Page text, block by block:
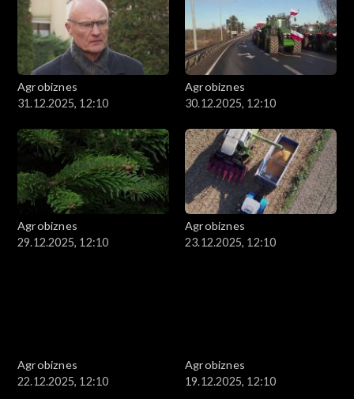
Agrobiznes
31.12.2025, 12:10
Agrobiznes
30.12.2025, 12:10
Agrobiznes
29.12.2025, 12:10
Agrobiznes
23.12.2025, 12:10
Agrobiznes
22.12.2025, 12:10
Agrobiznes
19.12.2025, 12:10